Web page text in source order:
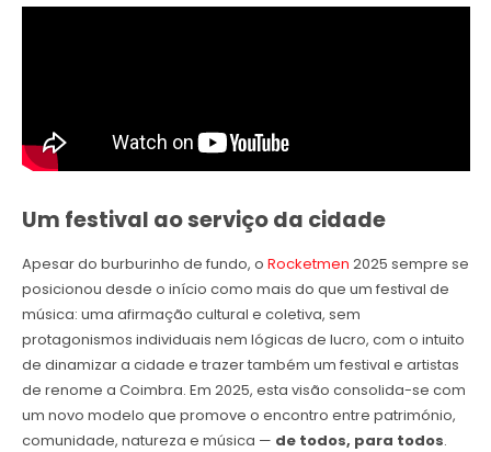
Um festival ao serviço da cidade
Apesar do burburinho de fundo, o Rocketmen 2025 sempre se
posicionou desde o início como mais do que um festival de
música: uma afirmação cultural e coletiva, sem
protagonismos individuais nem lógicas de lucro, com o intuito
de dinamizar a cidade e trazer também um festival e artistas
de renome a Coimbra. Em 2025, esta visão consolida-se com
um novo modelo que promove o encontro entre património,
comunidade, natureza e música — de todos, para todos.